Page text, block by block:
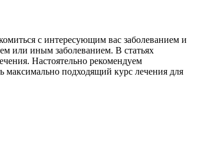
с интересующим вас заболеванием и
или иным заболеванием. В статьях
Настоятельно рекомендуем
максимально подходящий курс лечения для